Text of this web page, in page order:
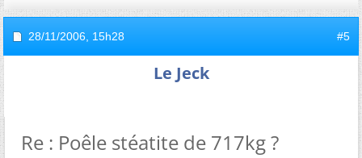
28/11/2006, 15h28 #5
Le Jeck
Re : Poêle stéatite de 717kg ?